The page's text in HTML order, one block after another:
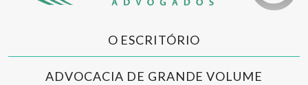
O ESCRITÓRIO
ADVOCACIA DE GRANDE VOLUME